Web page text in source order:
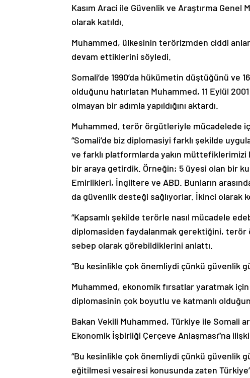
Kasım Araci ile Güvenlik ve Araştırma Genel
olarak katıldı.
Muhammed, ülkesinin terörizmden ciddi
devam ettiklerini söyledi.
Somali’de 1990’da hükümetin düştüğünü ve
olduğunu hatırlatan Muhammed, 11 Eylül
olmayan bir adımla yapıldığını aktardı.
Muhammed, terör örgütleriyle mücadelede
“Somali’de biz diplomasiyi farklı şekilde
ve farklı platformlarda yakın müttefiklerimizi
bir araya getirdik. Örneğin; 5 üyesi olan bir
Emirlikleri, İngiltere ve ABD. Bunların
da güvenlik desteği sağlıyorlar. İkinci olarak
“Kapsamlı şekilde terörle nasıl mücadele
diplomasiden faydalanmak gerektiğini,
sebep olarak görebildiklerini anlattı.
“Bu kesinlikle çok önemliydi çünkü güvenlik
Muhammed, ekonomik fırsatlar yaratmak
diplomasinin çok boyutlu ve katmanlı
Bakan Vekili Muhammed, Türkiye ile Somali
Ekonomik İşbirliği Çerçeve Anlaşması”na
“Bu kesinlikle çok önemliydi çünkü güvenlik
eğitilmesi vesairesi konusunda zaten